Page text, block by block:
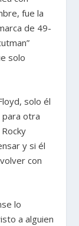
fue la
de 49-
solo
solo él
para otra
y si él
con
lo
a alguien